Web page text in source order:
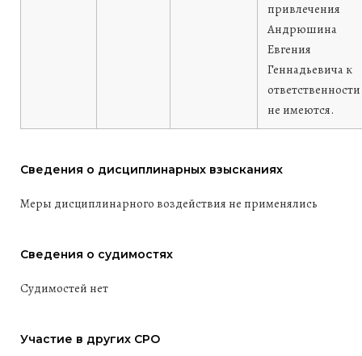
привлечения
Андрюшина
Евгения
Геннадьевича к
ответственности
не имеются.
Сведения о дисциплинарных взысканиях
Меры дисциплинарного воздействия не применялись
Сведения о судимостях
Судимостей нет
Участие в других СРО